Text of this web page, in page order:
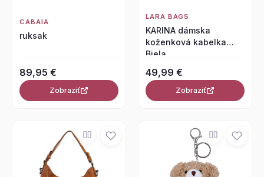
CABAIA
ruksak
89,95 €
Zobraziť
LARA BAGS
KARINA dámska
koženková kabelka
Biela
49,99 €
Zobraziť